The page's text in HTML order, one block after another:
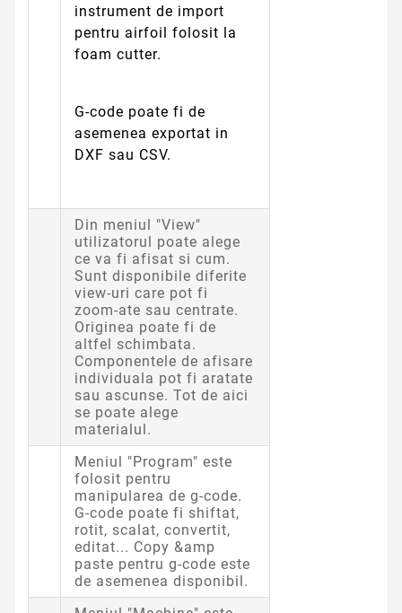
instrument de import
pentru airfoil folosit la
foam cutter.
G-code poate fi de
asemenea exportat in
DXF sau CSV.
Din meniul "View"
utilizatorul poate alege
ce va fi afisat si cum.
Sunt disponibile diferite
view-uri care pot fi
zoom-ate sau centrate.
Originea poate fi de
altfel schimbata.
Componentele de afisare
individuala pot fi aratate
sau ascunse. Tot de aici
se poate alege
materialul.
Meniul "Program" este
folosit pentru
manipularea de g-code.
G-code poate fi shiftat,
rotit, scalat, convertit,
editat... Copy &amp
paste pentru g-code este
de asemenea disponibil.